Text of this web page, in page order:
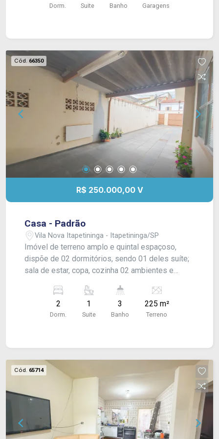
Dorm. Suite Banho Garagens
Cód. 66350
R$ 250.000,00 V
Casa - Padrão
Vila Nova Itapetininga - Itapetininga/SP
Imóvel de terreno amplo e quintal espaçoso,
dispõe de 02 dormitórios, sendo 01 deles suíte;
sala de estar, copa, cozinha 02 ambientes e
(o qual pode ser +01 dormitório/suíte) e
lavanderia coberta. Garagem coberta para 01
carro e vagas para muitos mais. Acabamento:
2
Dorm.
1
Suite
3
Banho
225 m²
Terreno
Cód. 65714